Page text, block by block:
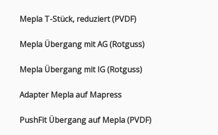
Mepla T-Stück, reduziert (PVDF)
Mepla Übergang mit AG (Rotguss)
Mepla Übergang mit IG (Rotguss)
Adapter Mepla auf Mapress
PushFit Übergang auf Mepla (PVDF)